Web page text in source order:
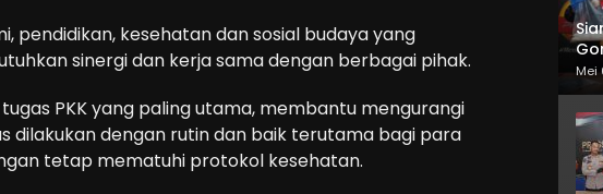
pendidikan, kesehatan dan sosial budaya yang
sinergi dan kerja sama dengan berbagai pihak.
PKK yang paling utama, membantu mengurangi
dilakukan dengan rutin dan baik terutama bagi para
tetap mematuhi protokol kesehatan.
Mei